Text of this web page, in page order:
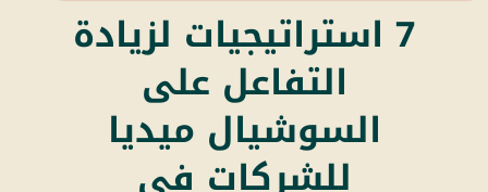
7 استراتيجيات لزيادة
التفاعل على
السوشيال ميديا
للشركات في